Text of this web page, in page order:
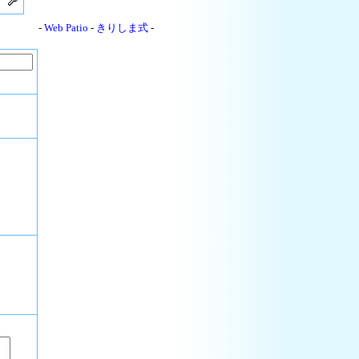
- Web Patio - きりしま式 -